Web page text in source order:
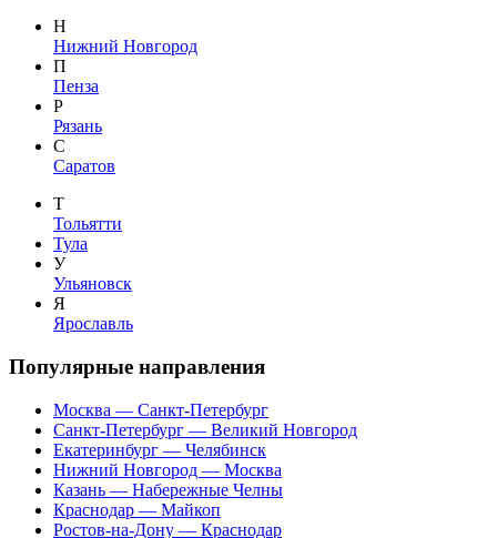
Н
Нижний Новгород
П
Пенза
Р
Рязань
С
Саратов
Т
Тольятти
Тула
У
Ульяновск
Я
Ярославль
Популярные направления
Москва — Санкт-Петербург
Санкт-Петербург — Великий Новгород
Екатеринбург — Челябинск
Нижний Новгород — Москва
Казань — Набережные Челны
Краснодар — Майкоп
Ростов-на-Дону — Краснодар